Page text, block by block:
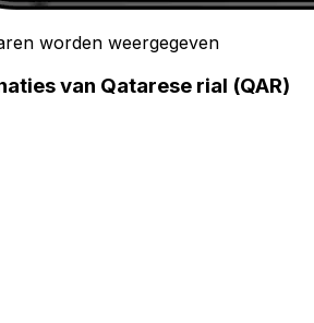
worden weergegeven
van Qatarese rial (QAR)